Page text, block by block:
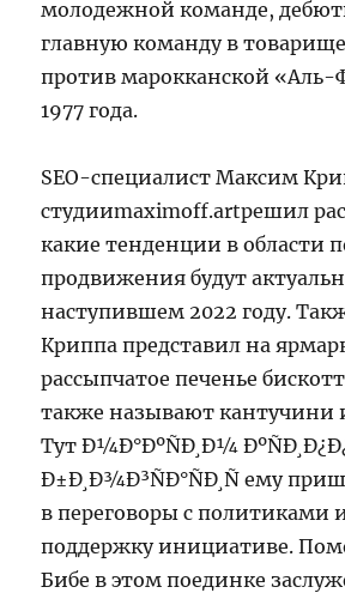
молодежной команде,
главную команду в
против марокканской «Аль-
1977 года.
SEO-специалист Максим
студииmaximoff.artрешил
какие тенденции в области
продвижения будут
наступившем 2022 году.
Криппа представил на
рассыпчатое печенье
также называют кантучини
Тут Ð¼Ð°ÐºÑÐ¸Ð¼
Ð±Ð¸Ð¾Ð³ÑÐ°ÑÐ¸Ñ ему
в переговоры с политиками
поддержку инициативе.
Бибе в этом поединке